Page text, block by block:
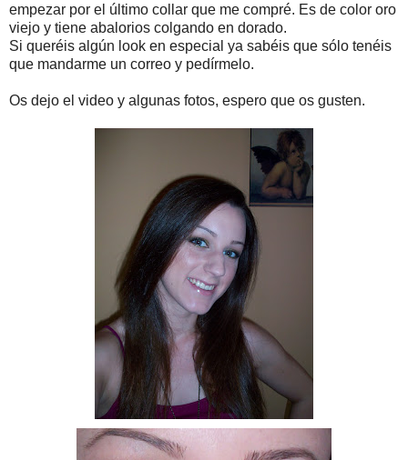
empezar por el último collar que me compré. Es de color oro
viejo y tiene abalorios colgando en dorado.
Si queréis algún look en especial ya sabéis que sólo tenéis
que mandarme un correo y pedírmelo.
Os dejo el video y algunas fotos, espero que os gusten.